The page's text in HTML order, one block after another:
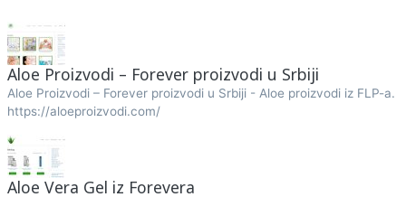
Aloe Proizvodi – Forever proizvodi u Srbiji
Aloe Proizvodi – Forever proizvodi u Srbiji - Aloe proizvodi iz FLP-a.
https://aloeproizvodi.com/
Aloe Vera Gel iz Forevera